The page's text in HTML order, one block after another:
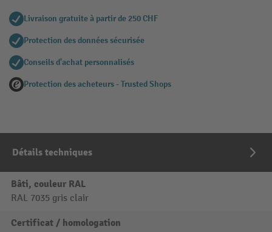
Livraison gratuite à partir de 250 CHF
Protection des données sécurisée
Conseils d'achat personnalisés
Protection des acheteurs - Trusted Shops
Détails techniques
Bâti, couleur RAL
RAL 7035 gris clair
Certificat / homologation